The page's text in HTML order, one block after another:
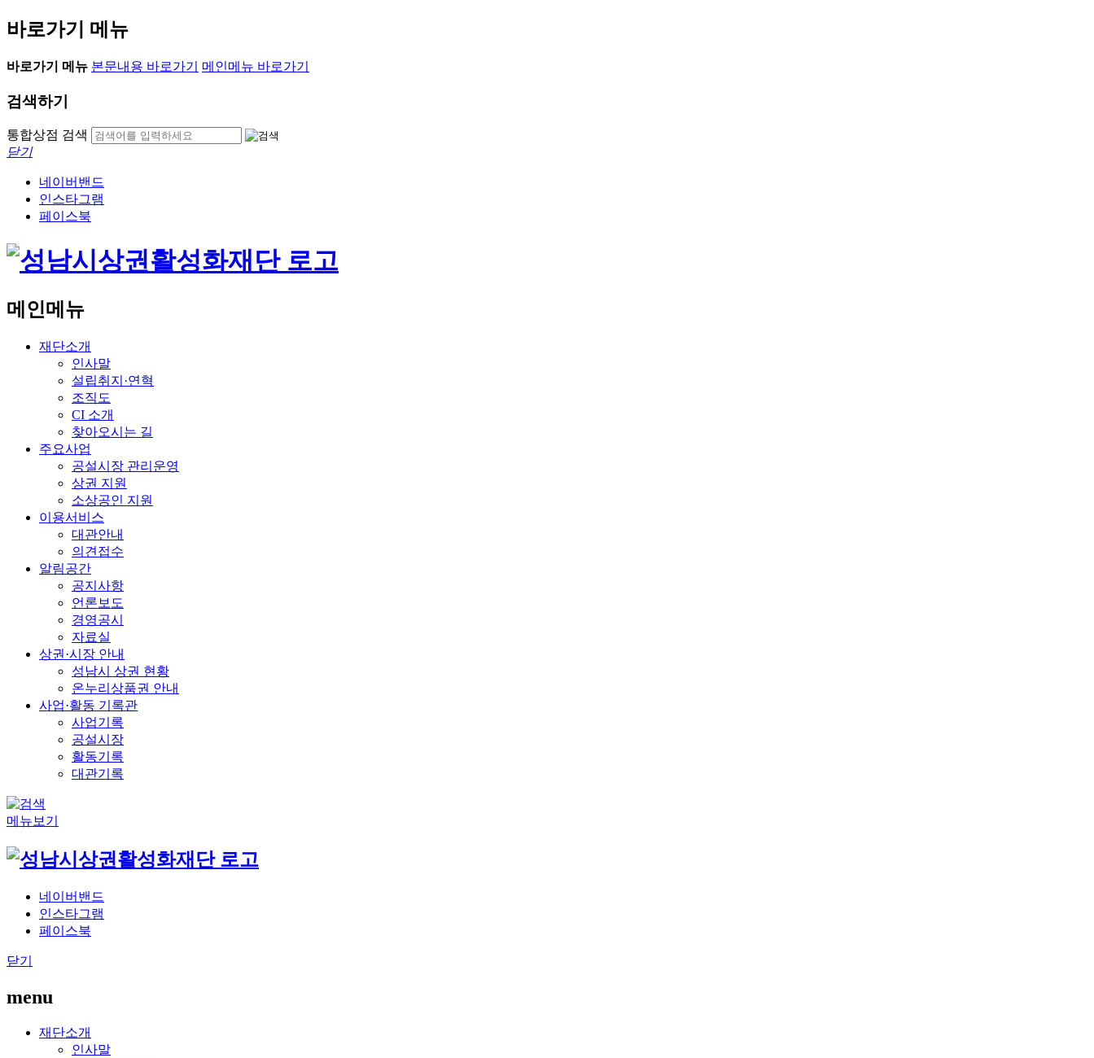
바로가기 메뉴
바로가기 메뉴 본문내용 바로가기 메인메뉴 바로가기
검색하기
통합상점 검색
닫기
네이버밴드
인스타그램
페이스북
메인메뉴
재단소개
인사말
설립취지·연혁
조직도
CI 소개
찾아오시는 길
주요사업
공설시장 관리운영
상권 지원
소상공인 지원
이용서비스
대관안내
의견접수
알림공간
공지사항
언론보도
경영공시
자료실
상권·시장 안내
성남시 상권 현황
온누리상품권 안내
사업·활동 기록관
사업기록
공설시장
활동기록
대관기록
메뉴보기
네이버밴드
인스타그램
페이스북
닫기
menu
재단소개
인사말